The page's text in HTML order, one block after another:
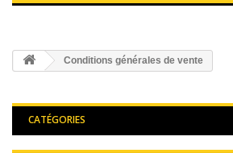
Conditions générales de vente
CATÉGORIES